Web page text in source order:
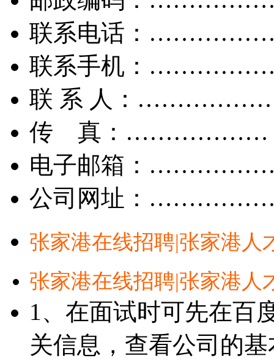
联系电话：
联系手机：
联 系 人：
传 真：………………
电子邮箱：
公司网址：
张家港在线招聘|张家港人
张家港在线招聘|张家港人
1、在面试时可先在百
关信息，查看公司的